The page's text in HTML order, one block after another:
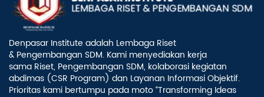
Denpasar Institute adalah Lembaga Riset
& Pengembangan SDM. Kami menyediakan kerja
sama Riset, Pengembangan SDM, kolaborasi kegiatan
abdimas (CSR Program) dan Layanan Informasi Objektif.
Prioritas kami bertumpu pada moto “Transforming Ideas